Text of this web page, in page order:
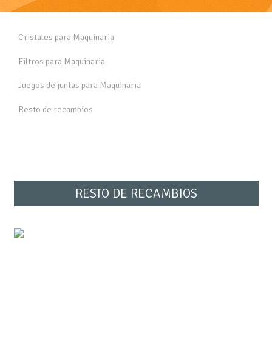
Cristales para Maquinaria
Filtros para Maquinaria
Juegos de juntas para Maquinaria
Resto de recambios
RESTO DE RECAMBIOS